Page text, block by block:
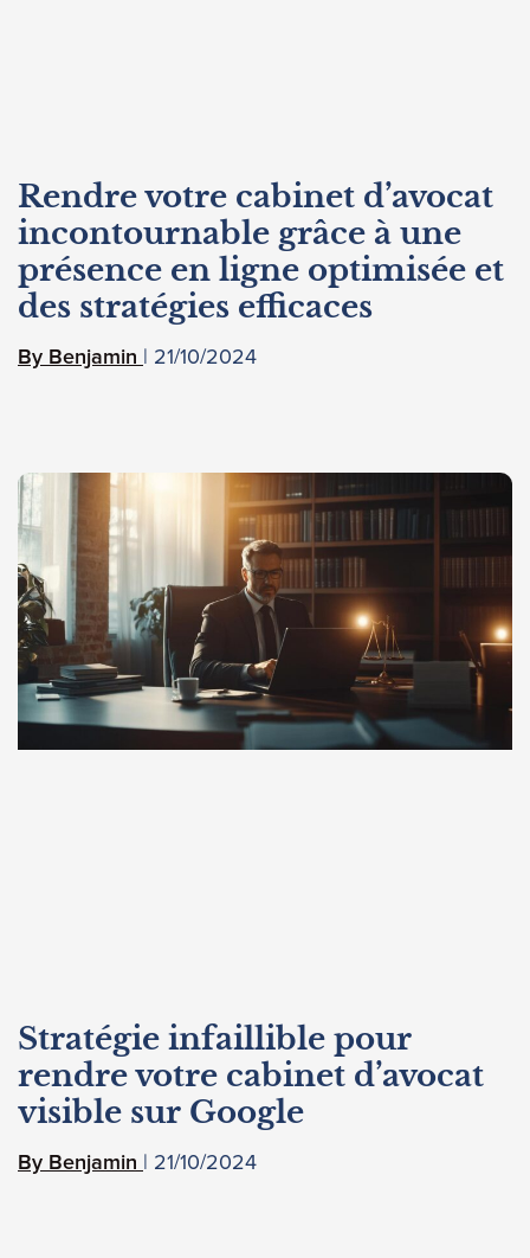
Rendre votre cabinet d’avocat
incontournable grâce à une
présence en ligne optimisée et
des stratégies efficaces
Benjamin 21/10/2024
Stratégie infaillible pour
rendre votre cabinet d’avocat
visible sur Google
Benjamin 21/10/2024